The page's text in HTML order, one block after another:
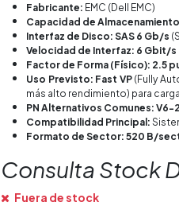
Fabricante: EMC (Dell EMC)
Capacidad de
Interfaz de Disco: SAS 6 Gb/s
Velocidad de Interfaz: 6 Gbit/s
Factor de Forma (Físico): 2.5
Uso Previsto: Fast VP(Fully
más alto rendimiento) para
PN Alternativos Comunes: V6-
Compatibilidad Principal:
Formato de Sector: 520 B/
Consulta Stock
Fuera de stock